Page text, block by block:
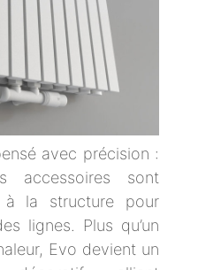
avec précision :
accessoires sont
à la structure pour
lignes. Plus qu’un
Evo devient un